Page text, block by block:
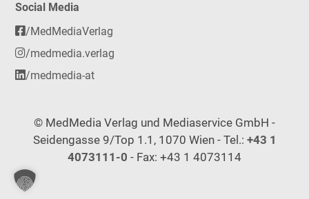
Social Media
/MedMediaVerlag
/medmedia.verlag
/medmedia-at
© MedMedia Verlag und Mediaservice GmbH -
Seidengasse 9/Top 1.1, 1070 Wien - Tel.: +43 1
4073111-0 - Fax: +43 1 4073114